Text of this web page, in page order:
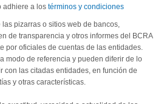
adhiere a los términos y condiciones
pizarras o sitios web de bancos,
de transparencia y otros informes del BCRA
por oficiales de cuentas de las entidades.
modo de referencia y pueden diferir de lo
con las citadas entidades, en función de
y otras características.